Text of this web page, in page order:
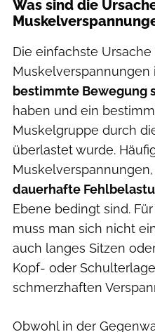
Was sind die
Die einfachste Ursache
Muskelverspannungen
bestimmte Bewegung
haben und ein
Muskelgruppe durch
überlastet wurde.
dauerhafte
Ebene bedingt sind.
muss man sich nicht
auch langes Sitzen
Kopf- oder
schmerzhaften
Obwohl in der